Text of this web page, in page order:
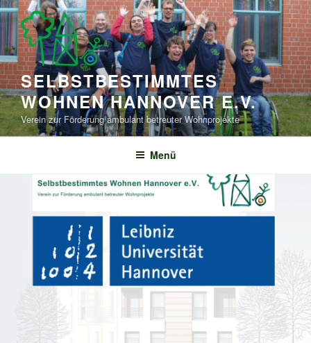
Zum
Inhalt
springen
SELBSTBESTIMMTES
WOHNEN HANNOVER E.V.
Verein zur Förderung ambulant betreuter Wohnprojekte
Menü